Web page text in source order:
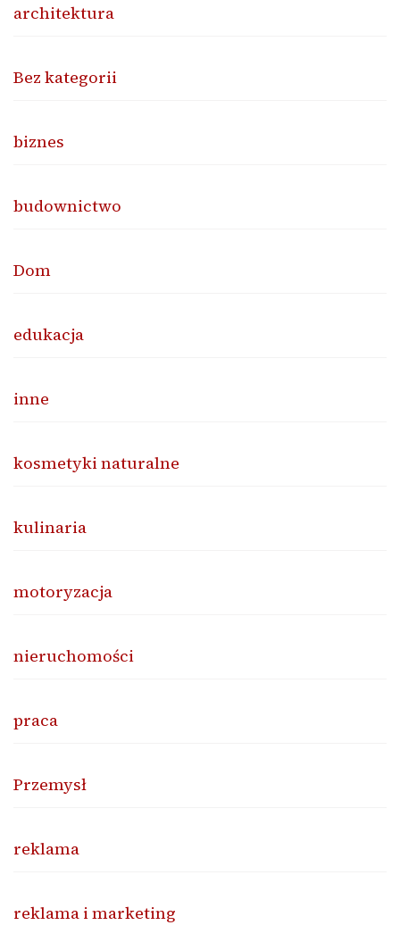
architektura
Bez kategorii
biznes
budownictwo
Dom
edukacja
inne
kosmetyki naturalne
kulinaria
motoryzacja
nieruchomości
praca
Przemysł
reklama
reklama i marketing